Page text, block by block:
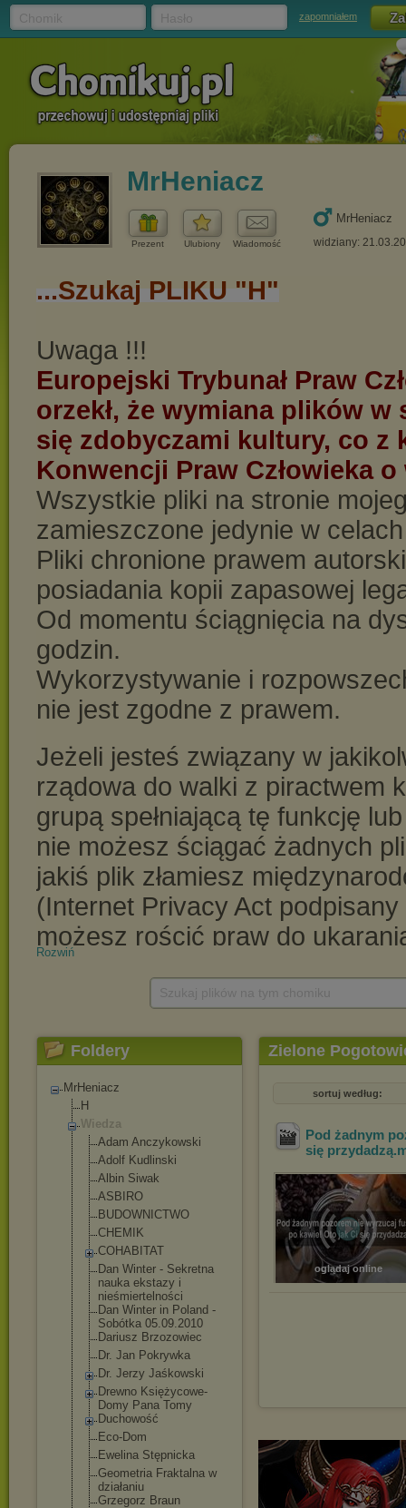
zapomniałem
MrHeniacz
Prezent Ulubiony Wiadomość
MrHeniacz
widziany:
Rozwiń
Foldery
MrHeniacz
H
Wiedza
Adam Anczykowski
Adolf Kudlinski
Albin Siwak
ASBIRO
BUDOWNICTWO
CHEMIK
COHABITAT
Dan Winter - Sekretna
nauka ekstazy i
nieśmiertelności
Dan Winter in Poland -
Sobótka 05.09.2010
Dariusz Brzozowiec
Dr. Jan Pokrywka
Dr. Jerzy Jaśkowski
Drewno Księżycowe-
Domy Pana Tomy
Duchowość
Eco-Dom
Ewelina Stępnicka
Geometria Fraktalna w
działaniu
Grzegorz Braun
Zielone
sortuj według:
Pod żadnym
się przydadzą
oglądaj online